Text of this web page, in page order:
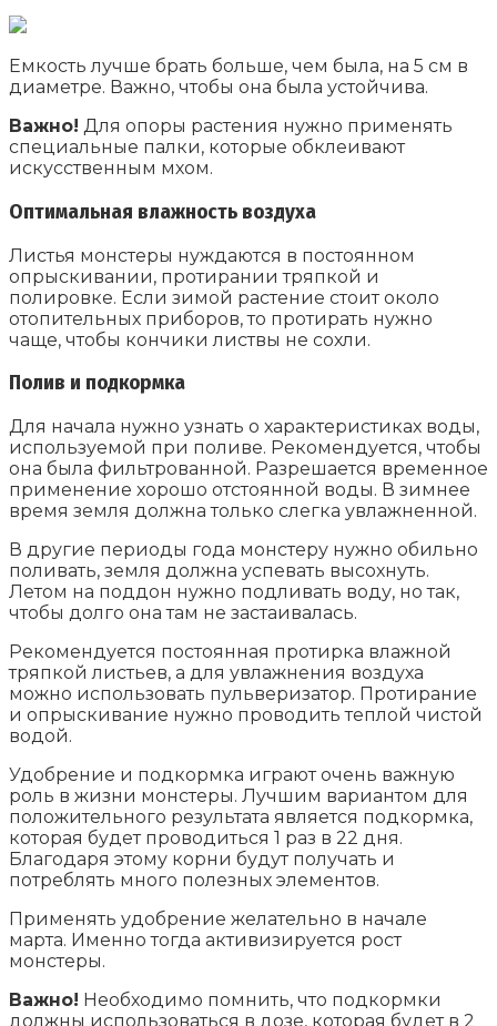
Емкость лучше брать больше, чем была, на 5 см в
диаметре. Важно, чтобы она была устойчива.
Важно! Для опоры растения нужно применять
специальные палки, которые обклеивают
искусственным мхом.
Оптимальная влажность воздуха
Листья монстеры нуждаются в постоянном
опрыскивании, протирании тряпкой и
полировке. Если зимой растение стоит около
отопительных приборов, то протирать нужно
чаще, чтобы кончики листвы не сохли.
Полив и подкормка
Для начала нужно узнать о характеристиках воды,
используемой при поливе. Рекомендуется, чтобы
она была фильтрованной. Разрешается временное
применение хорошо отстоянной воды. В зимнее
время земля должна только слегка увлажненной.
В другие периоды года монстеру нужно обильно
поливать, земля должна успевать высохнуть.
Летом на поддон нужно подливать воду, но так,
чтобы долго она там не застаивалась.
Рекомендуется постоянная протирка влажной
тряпкой листьев, а для увлажнения воздуха
можно использовать пульверизатор. Протирание
и опрыскивание нужно проводить теплой чистой
водой.
Удобрение и подкормка играют очень важную
роль в жизни монстеры. Лучшим вариантом для
положительного результата является подкормка,
которая будет проводиться 1 раз в 22 дня.
Благодаря этому корни будут получать и
потреблять много полезных элементов.
Применять удобрение желательно в начале
марта. Именно тогда активизируется рост
монстеры.
Важно! Необходимо помнить, что подкормки
должны использоваться в дозе, которая будет в 2